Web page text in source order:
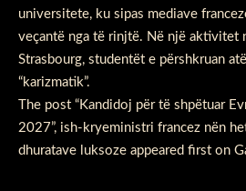
universitete, ku sipas mediave
veçantë nga të rinjtë. Në një aktivitet
Strasbourg, studentët e përshkruan
“karizmatik”.
The post “Kandidoj për të shpëtuar
2027”, ish-kryeministri francez nën
dhuratave luksoze appeared first on